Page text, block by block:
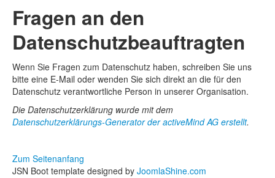
Fragen an den
Datenschutzbeauftragten
Wenn Sie Fragen zum Datenschutz haben, schreiben Sie uns
bitte eine E-Mail oder wenden Sie sich direkt an die für den
Datenschutz verantwortliche Person in unserer Organisation.
Die Datenschutzerklärung wurde mit dem
Datenschutzerklärungs-Generator der activeMind AG erstellt.
Zum Seitenanfang
JSN Boot template designed by JoomlaShine.com